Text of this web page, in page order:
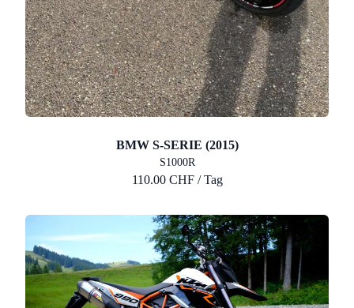
BMW S-SERIE (2015)
S1000R
110.00 CHF / Tag